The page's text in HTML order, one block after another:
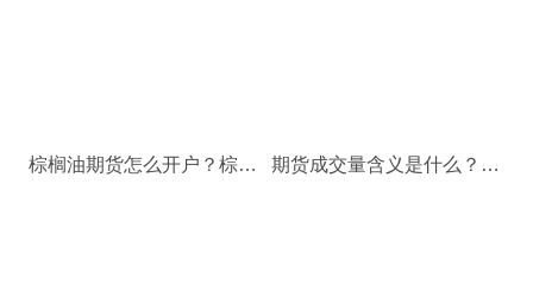
棕榈油期货怎么开户？棕榈油期货网上开户流程 期货成交量含义是什么？期货成交量怎么分析？